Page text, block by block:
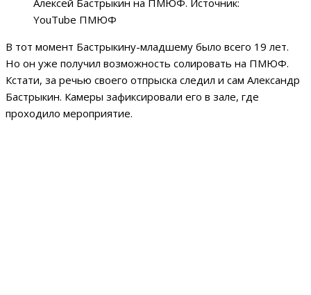
Алексей Бастрыкин на ПМЮФ. Источник:
YouTube ПМЮФ
В тот момент Бастрыкину-младшему было всего 19 лет.
Но он уже получил возможность солировать на ПМЮФ.
Кстати, за речью своего отпрыска следил и сам Александр
Бастрыкин. Камеры зафиксировали его в зале, где
проходило мероприятие.